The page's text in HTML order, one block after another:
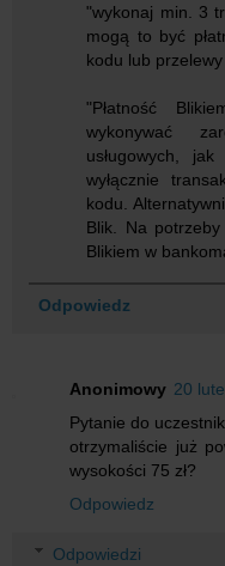
"wykonaj min. 3
mogą to być
kodu lub
"Płatność
wykonywać
usługowych,
wyłącznie
kodu.
Blik. Na
Blikiem w
Odpowiedz
Anonimowy 20
Pytanie do
otrzymaliście już
wysokości 75 zł?
Odpowiedz
Odpowiedzi